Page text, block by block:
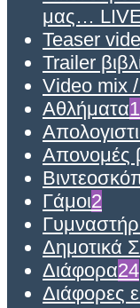
μας…
Teaser
Trailer
Video mix
Αθλήματα
Απονομές
Γάμοι2
Δημοτικά
Διάφορα24
Διάφορες